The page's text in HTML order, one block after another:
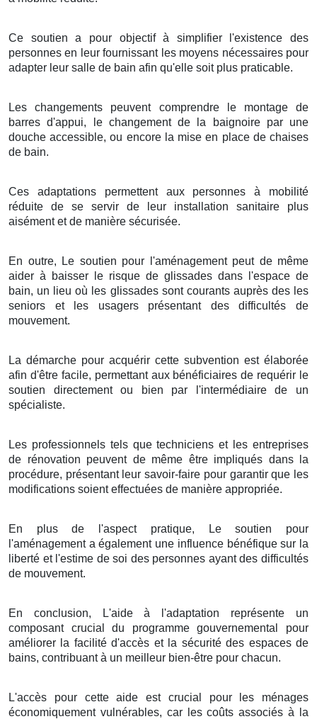
Ce soutien a pour objectif à simplifier l'existence des
personnes en leur fournissant les moyens nécessaires pour
adapter leur salle de bain afin qu'elle soit plus praticable.
Les changements peuvent comprendre le montage de
barres d'appui, le changement de la baignoire par une
douche accessible, ou encore la mise en place de chaises
de bain.
Ces adaptations permettent aux personnes à mobilité
réduite de se servir de leur installation sanitaire plus
aisément et de manière sécurisée.
En outre, Le soutien pour l'aménagement peut de même
aider à baisser le risque de glissades dans l'espace de
bain, un lieu où les glissades sont courants auprès des les
seniors et les usagers présentant des difficultés de
mouvement.
La démarche pour acquérir cette subvention est élaborée
afin d'être facile, permettant aux bénéficiaires de requérir le
soutien directement ou bien par l'intermédiaire de un
spécialiste.
Les professionnels tels que techniciens et les entreprises
de rénovation peuvent de même être impliqués dans la
procédure, présentant leur savoir-faire pour garantir que les
modifications soient effectuées de manière appropriée.
En plus de l'aspect pratique, Le soutien pour
l'aménagement a également une influence bénéfique sur la
liberté et l'estime de soi des personnes ayant des difficultés
de mouvement.
En conclusion, L'aide à l'adaptation représente un
composant crucial du programme gouvernemental pour
améliorer la facilité d'accès et la sécurité des espaces de
bains, contribuant à un meilleur bien-être pour chacun.
L'accès pour cette aide est crucial pour les ménages
économiquement vulnérables, car les coûts associés à la